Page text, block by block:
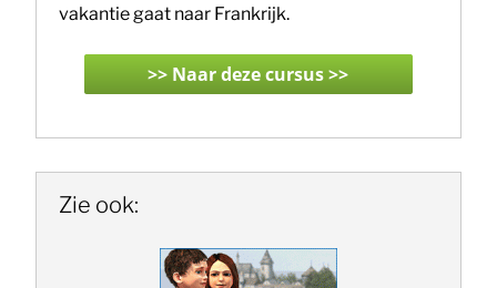
vakantie gaat naar Frankrijk.
Zie ook: